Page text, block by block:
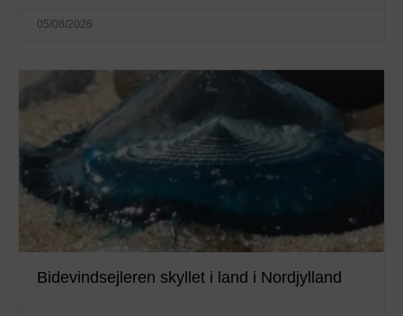
05/08/2026
Bidevindsejleren skyllet i land i Nordjylland